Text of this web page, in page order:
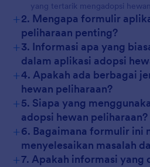
yang tertarik mengadopsi
+2. Mengapa formulir
peliharaan penting?
+3. Informasi apa yang
dalam aplikasi adopsi
+4. Apakah ada berbagai
hewan peliharaan?
+5. Siapa yang
adopsi hewan peliharaan?
+6. Bagaimana formulir ini
menyelesaikan masalah
+7. Apakah informasi yang